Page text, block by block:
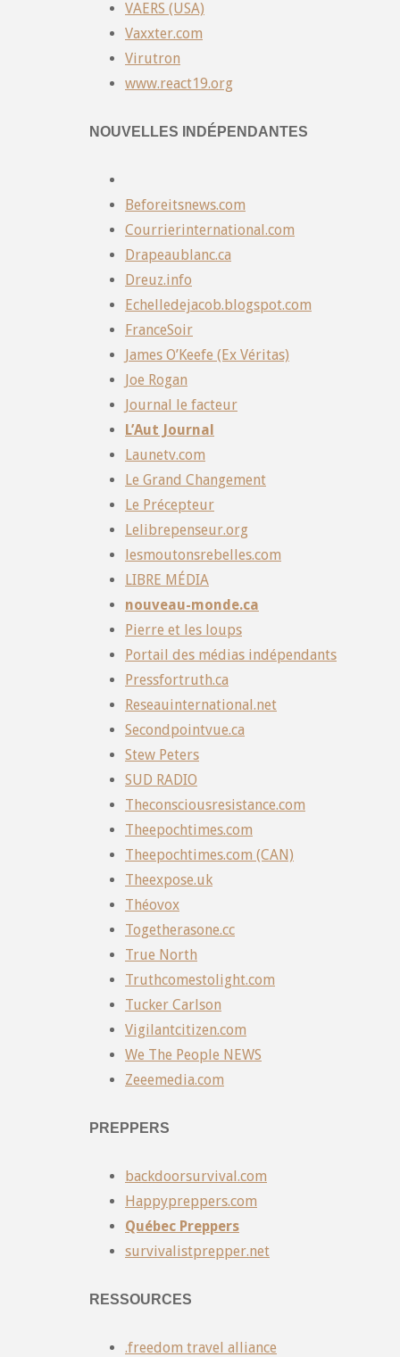
VAERS (USA)
Vaxxter.com
Virutron
www.react19.org
NOUVELLES INDÉPENDANTES
Beforeitsnews.com
Courrierinternational.com
Drapeaublanc.ca
Dreuz.info
Echelledejacob.blogspot.com
FranceSoir
James O’Keefe (Ex Véritas)
Joe Rogan
Journal le facteur
L’Aut Journal
Launetv.com
Le Grand Changement
Le Précepteur
Lelibrepenseur.org
lesmoutonsrebelles.com
LIBRE MÉDIA
nouveau-monde.ca
Pierre et les loups
Portail des médias indépendants
Pressfortruth.ca
Reseauinternational.net
Secondpointvue.ca
Stew Peters
SUD RADIO
Theconsciousresistance.com
Theepochtimes.com
Theepochtimes.com (CAN)
Theexpose.uk
Théovox
Togetherasone.cc
True North
Truthcomestolight.com
Tucker Carlson
Vigilantcitizen.com
We The People NEWS
Zeeemedia.com
PREPPERS
backdoorsurvival.com
Happypreppers.com
Québec Preppers
survivalistprepper.net
RESSOURCES
.freedom travel alliance